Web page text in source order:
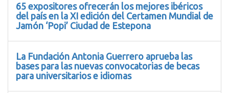
65 expositores ofrecerán los mejores ibéricos
del país en la XI edición del Certamen Mundial de
Jamón ‘Popi’ Ciudad de Estepona
La Fundación Antonia Guerrero aprueba las
bases para las nuevas convocatorias de becas
para universitarios e idiomas